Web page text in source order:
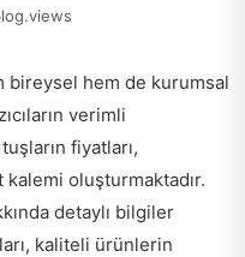
bireysel hem de kurumsal
verimli
fiyatları,
oluşturmaktadır.
detaylı bilgiler
kaliteli ürünlerin